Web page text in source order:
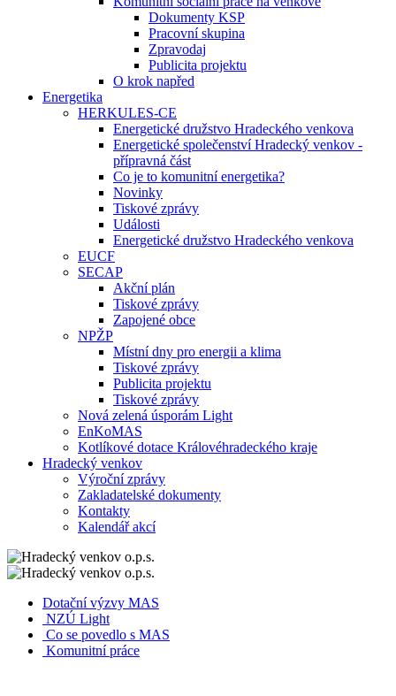
Dokumenty KSP
Pracovní skupina
Zpravodaj
Publicita projektu
O krok napřed
Energetika
HERKULES-CE
Energetické družstvo Hradeckého venkova
Energetické společenství Hradecký venkov -
přípravná část
Co je to komunitní energetika?
Novinky
Tiskové zprávy
Události
Energetické družstvo Hradeckého venkova
EUCF
SECAP
Akční plán
Tiskové zprávy
Zapojené obce
NPŽP
Místní dny pro energii a klima
Tiskové zprávy
Publicita projektu
Tiskové zprávy
Nová zelená úsporám Light
EnKoMAS
Kotlíkové dotace Královéhradeckého kraje
Hradecký venkov
Výroční zprávy
Zakladatelské dokumenty
Kontakty
Kalendář akcí
Dotační výzvy MAS
NZÚ Light
Co se povedlo s MAS
Komunitní práce